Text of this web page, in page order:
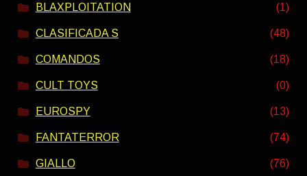
BLAXPLOITATION (1)
CLASIFICADA S (48)
COMANDOS (18)
CULT TOYS (0)
EUROSPY (13)
FANTATERROR (74)
GIALLO (76)